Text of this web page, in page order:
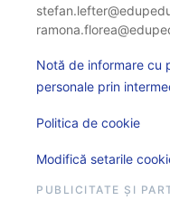
Notă de informare cu
personale prin
Politica de cookie
Modifică setarile
PUBLICITATE ȘI